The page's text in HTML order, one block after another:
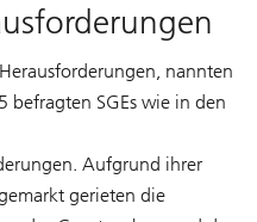
nannten
befragten SGEs wie in den
Aufgrund ihrer
gerieten die